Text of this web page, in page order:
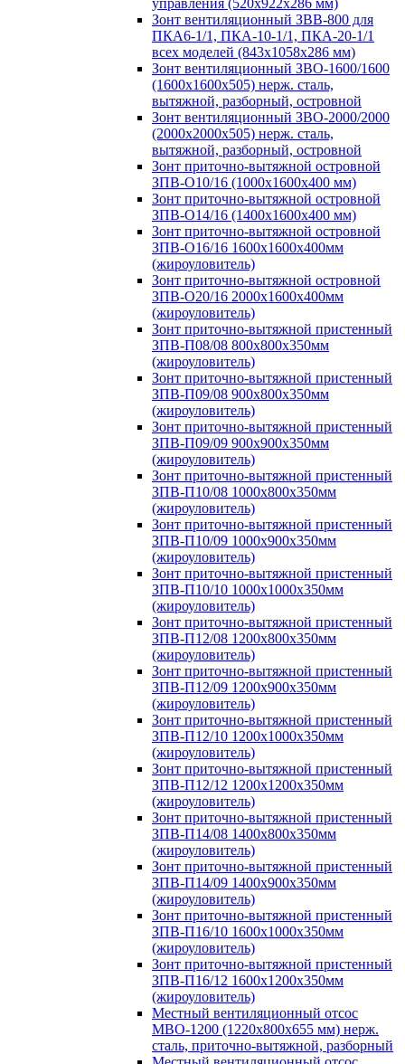
управления (520х922х286 мм)
Зонт вентиляционный ЗВВ-800 для
ПКА6-1/1, ПКА-10-1/1, ПКА-20-1/1
всех моделей (843х1058х286 мм)
Зонт вентиляционный ЗВО-1600/1600
(1600х1600х505) нерж. сталь,
вытяжной, разборный, островной
Зонт вентиляционный ЗВО-2000/2000
(2000х2000х505) нерж. сталь,
вытяжной, разборный, островной
Зонт приточно-вытяжной островной
ЗПВ-О10/16 (1000х1600х400 мм)
Зонт приточно-вытяжной островной
ЗПВ-О14/16 (1400х1600х400 мм)
Зонт приточно-вытяжной островной
ЗПВ-О16/16 1600х1600х400мм
(жироуловитель)
Зонт приточно-вытяжной островной
ЗПВ-О20/16 2000х1600х400мм
(жироуловитель)
Зонт приточно-вытяжной пристенный
ЗПВ-П08/08 800х800х350мм
(жироуловитель)
Зонт приточно-вытяжной пристенный
ЗПВ-П09/08 900х800х350мм
(жироуловитель)
Зонт приточно-вытяжной пристенный
ЗПВ-П09/09 900х900х350мм
(жироуловитель)
Зонт приточно-вытяжной пристенный
ЗПВ-П10/08 1000х800х350мм
(жироуловитель)
Зонт приточно-вытяжной пристенный
ЗПВ-П10/09 1000х900х350мм
(жироуловитель)
Зонт приточно-вытяжной пристенный
ЗПВ-П10/10 1000х1000х350мм
(жироуловитель)
Зонт приточно-вытяжной пристенный
ЗПВ-П12/08 1200х800х350мм
(жироуловитель)
Зонт приточно-вытяжной пристенный
ЗПВ-П12/09 1200х900х350мм
(жироуловитель)
Зонт приточно-вытяжной пристенный
ЗПВ-П12/10 1200х1000х350мм
(жироуловитель)
Зонт приточно-вытяжной пристенный
ЗПВ-П12/12 1200х1200х350мм
(жироуловитель)
Зонт приточно-вытяжной пристенный
ЗПВ-П14/08 1400х800х350мм
(жироуловитель)
Зонт приточно-вытяжной пристенный
ЗПВ-П14/09 1400х900х350мм
(жироуловитель)
Зонт приточно-вытяжной пристенный
ЗПВ-П16/10 1600х1000х350мм
(жироуловитель)
Зонт приточно-вытяжной пристенный
ЗПВ-П16/12 1600х1200х350мм
(жироуловитель)
Местный вентиляционный отсос
МВО-1200 (1220х800х655 мм) нерж.
сталь, приточно-вытяжной, разборный